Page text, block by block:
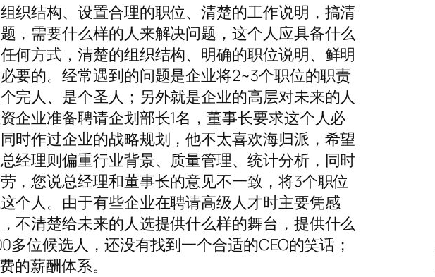
织结构、设置合理的职位、清楚的工作说明，搞清
，需要什么样的人来解决问题，这个人应具备什么
何方式，清楚的组织结构、明确的职位说明、鲜明
要的。经常遇到的问题是企业将2~3个职位的职责
完人、是个圣人；另外就是企业的高层对未来的人
企业准备聘请企划部长1名，董事长要求这个人必
时作过企业的战略规划，他不太喜欢海归派，希望
经理则偏重行业背景、质量管理、统计分析，同时
，您说总经理和董事长的意见不一致，将3个职位
个人。由于有些企业在聘请高级人才时主要凭感
不清楚给未来的人选提供什么样的舞台，提供什么
位候选人，还没有找到一个合适的CEO的笑话；
的薪酬体系。